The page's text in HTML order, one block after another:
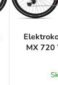
MX 720